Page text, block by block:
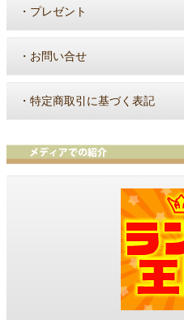
・ プレゼント
・ お問い合せ
・ 特定商取引に基づく表記